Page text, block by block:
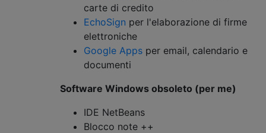
carte di credito
EchoSign per l'elaborazione di firme
elettroniche
Google Apps per email, calendario e
documenti
Software Windows obsoleto (per me)
IDE NetBeans
Blocco note ++